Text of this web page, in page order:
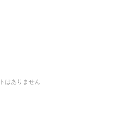
はありません